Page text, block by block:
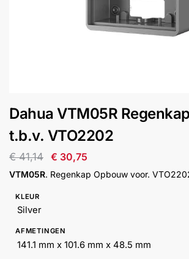
&
Intercom
Branddetectie
Inbraakbeveiliging
Merken
Dahua VTM05R
t.b.v. VTO2202
€41,14 € 30,75
VTM05R. Regenkap Opbouw voor.
KLEUR
Silver
AFMETINGEN
141.1 mm x 101.6 mm x 48.5 mm